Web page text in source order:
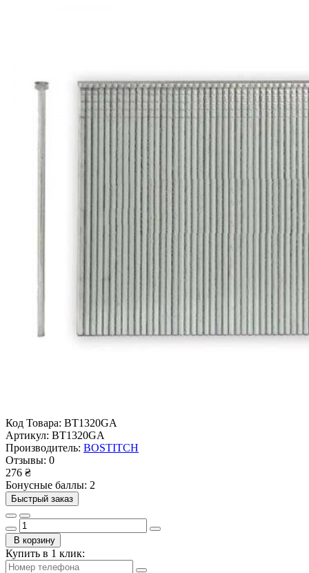
Код Товара: BT1320GA
Артикул: BT1320GA
Производитель: BOSTITCH
Отзывы: 0
276 ₴
Бонусные баллы: 2
Быстрый заказ
В корзину
Купить в 1 клик: